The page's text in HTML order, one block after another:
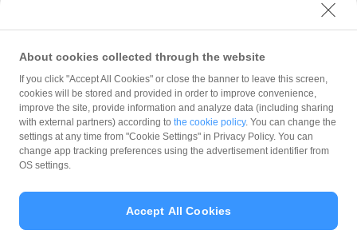
ウェブサイト利用規約
反社会的勢力に対する方針
勧誘方針
マネロン等基本方針
カスタマーハラスメントに関する当社の考え方
© PayPay Corporation
About cookies collected through the website
If you click "Accept All Cookies" or close the banner to leave this screen,
cookies will be stored and provided in order to improve convenience,
improve the site, provide information and analyze data (including sharing
with external partners) according to the cookie policy. You can change the
settings at any time from "Cookie Settings" in Privacy Policy. You can
change app tracking preferences using the advertisement identifier from
OS settings.
Accept All Cookies